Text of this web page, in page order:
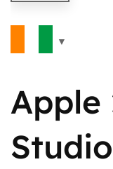
Apple